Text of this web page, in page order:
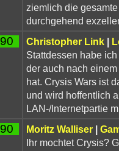
ziemlich die
durchgehend
90 Christopher Link|
Stattdessen habe
der auch nach
hat. Crysis Wars ist
und wird hoffentlich
LAN-/Internetpartie
90 Moritz Walliser|
Ihr mochtet Crysis?